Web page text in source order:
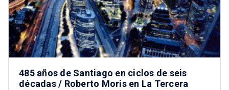
485 años de Santiago en ciclos de seis
décadas / Roberto Moris en La Tercera